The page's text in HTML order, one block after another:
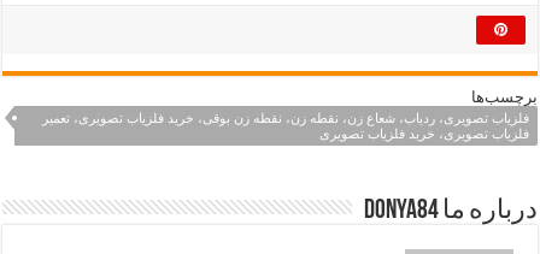
برچسب‌ها
فلزیاب تصویری، ردیاب، شعاع زن، نقطه زن، نقطه زن بوقی، خرید فلزیاب تصویری، تعمیر
فلزیاب تصویری، خرید فلزیاب تصویری
درباره ما Donya84